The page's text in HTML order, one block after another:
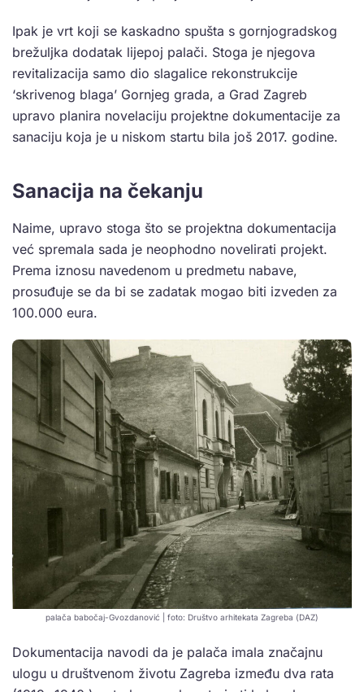
Ipak je vrt koji se kaskadno spušta s gornjogradskog
brežuljka dodatak lijepoj palači. Stoga je njegova
revitalizacija samo dio slagalice rekonstrukcije
‘skrivenog blaga’ Gornjeg grada, a Grad Zagreb
upravo planira novelaciju projektne dokumentacije za
sanaciju koja je u niskom startu bila još 2017. godine.
Sanacija na čekanju
Naime, upravo stoga što se projektna dokumentacija
već spremala sada je neophodno novelirati projekt.
Prema iznosu navedenom u predmetu nabave,
prosuđuje se da bi se zadatak mogao biti izveden za
100.000 eura.
palača babočaj-Gvozdanović | foto: Društvo arhitekata Zagreba (DAZ)
Dokumentacija navodi da je palača imala značajnu
ulogu u društvenom životu Zagreba između dva rata